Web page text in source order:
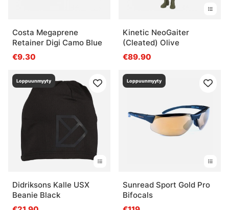
Costa Megaprene
Retainer Digi Camo Blue
€9.30
Kinetic NeoGaiter
(Cleated) Olive
€89.90
Loppuunmyyty
Didriksons Kalle USX
Beanie Black
Loppuunmyyty
Sunread Sport Gold Pro
Bifocals